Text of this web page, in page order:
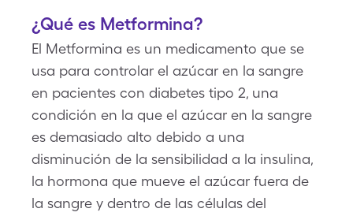
¿Qué es Metformina?
El Metformina es un medicamento que se
usa para controlar el azúcar en la sangre
en pacientes con diabetes tipo 2, una
condición en la que el azúcar en la sangre
es demasiado alto debido a una
disminución de la sensibilidad a la insulina,
la hormona que mueve el azúcar fuera de
la sangre y dentro de las células del